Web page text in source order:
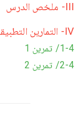
III- ملخص الدرس
IV- التمارين التطبيقية
1-4/ تمرين 1
2-4/ تمرين 2